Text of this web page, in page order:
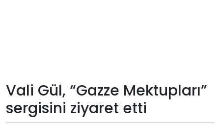
Künye
Giriş
Yap
Vali Gül, “Gazze Mektupları”
sergisini ziyaret etti